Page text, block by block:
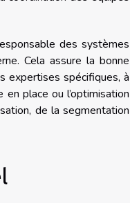
des systèmes
Cela assure la bonne
expertises spécifiques, à
place ou l’optimisation
de la segmentation